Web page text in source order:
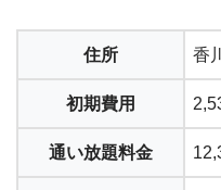
住所 香
初期費用
通い放題料金